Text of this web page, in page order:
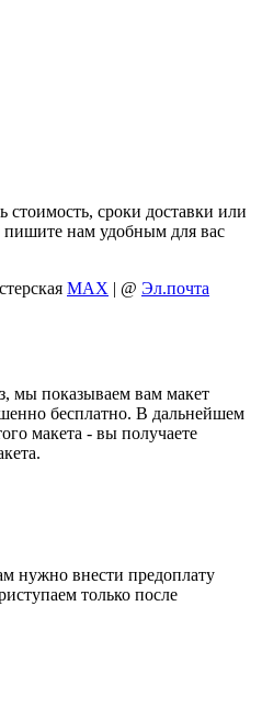
стоимость, сроки доставки или
нам удобным для вас
MAX | @ Эл.почта
мы показываем вам макет
бесплатно. В дальнейшем
макета - вы получаете
нужно внести предоплату
только после